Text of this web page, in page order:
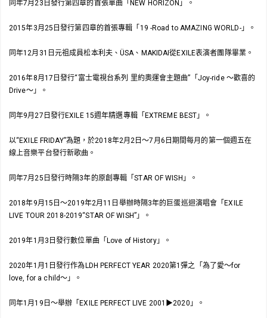
同年7月23日發行第四章的首張單曲「NEW HORIZON」。
2015年3月25日發行第四章的首張專輯「19 -Road to AMAZING WORLD-」。
同年12月31日元祖成員松本利夫、ÜSA、MAKIDAI從EXILE表演者團隊畢業。
2016年8月17日發行“富士電視台系列 里約奧運會主題曲”「Joy-ride ～歡喜的
Drive～」。
同年9月27日發行EXILE 15週年精選專輯「EXTREME BEST」。
以“EXILE FRIDAY”為題，於2018年2月2日～7月6日期間每月的第一個週五在
線上音樂平台發行新歌曲。
同年7月25日發行時隔3年的原創專輯「STAR OF WISH」。
2018年9月15日～2019年2月11日舉辦時隔3年的巨蛋巡迴演唱會「EXILE
LIVE TOUR 2018-2019“STAR OF WISH”」。
2019年1月3日發行數位單曲「Love of History」。
2020年1月1日發行作為LDH PERFECT YEAR 2020第1彈之「為了愛～for
love, for a child～」。
同年1月19日～舉辦「EXILE PERFECT LIVE 2001▶2020」。